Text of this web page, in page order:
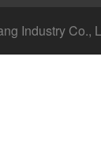
Industry Co.,